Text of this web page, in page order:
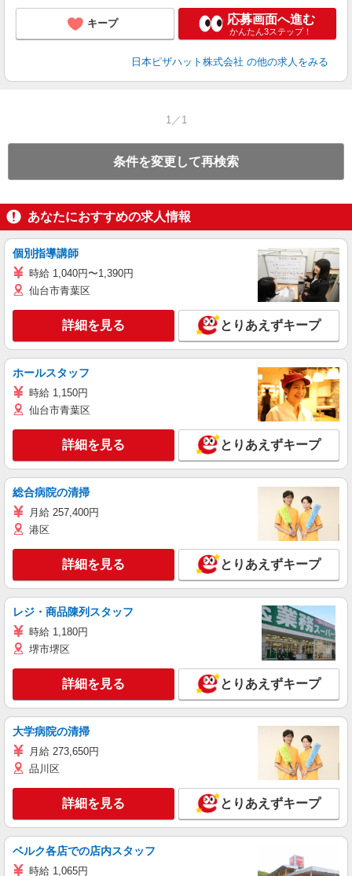
キープ 応募画面へ進む
かんたん3ステップ！
日本ピザハット株式会社 の他の求人をみる
1／1
条件を変更して再検索
あなたにおすすめの求人情報
個別指導講師
時給 1,040円〜1,390円
仙台市青葉区
詳細を見る とりあえずキープ
ホールスタッフ
時給 1,150円
仙台市青葉区
詳細を見る とりあえずキープ
総合病院の清掃
月給 257,400円
港区
詳細を見る とりあえずキープ
レジ・商品陳列スタッフ
時給 1,180円
堺市堺区
詳細を見る とりあえずキープ
大学病院の清掃
月給 273,650円
品川区
詳細を見る とりあえずキープ
ベルク各店での店内スタッフ
時給 1,065円